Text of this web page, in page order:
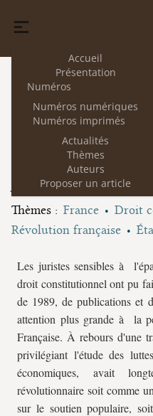
Accueil
Présentation
Numéros
Numéros numériques
Numéros imprimés
Actualités
Thèmes
Auteurs
Proposer un article
1 Le droit politique
Annie
exception
Jacky Hummel
Thèmes : France
Droit
Révolution française
Les juristes sensibles à
droit constitutionnel ont pu
de 1989, de publications et
attention plus grande à la
Française. À rebours d'une
privilégiant l'étude des
économiques, avait
révolutionnaire soit comme
sur le soutien populaire,